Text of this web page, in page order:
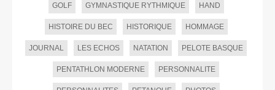
GOLF GYMNASTIQUE RYTHMIQUE HAND
HISTOIRE DU BEC HISTORIQUE HOMMAGE
JOURNAL LES ECHOS NATATION PELOTE BASQUE
PENTATHLON MODERNE PERSONNALITE